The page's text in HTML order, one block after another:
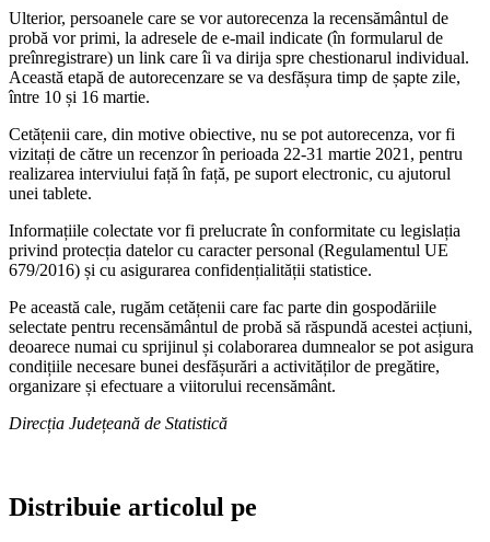
Ulterior, persoanele care se vor autorecenza la recensământul de
probă vor primi, la adresele de e-mail indicate (în formularul de
preînregistrare) un link care îi va dirija spre chestionarul individual.
Această etapă de autorecenzare se va desfășura timp de șapte zile,
între 10 și 16 martie.
Cetățenii care, din motive obiective, nu se pot autorecenza, vor fi
vizitați de către un recenzor în perioada 22-31 martie 2021, pentru
realizarea interviului față în față, pe suport electronic, cu ajutorul
unei tablete.
Informațiile colectate vor fi prelucrate în conformitate cu legislația
privind protecția datelor cu caracter personal (Regulamentul UE
679/2016) și cu asigurarea confidențialității statistice.
Pe această cale, rugăm cetățenii care fac parte din gospodăriile
selectate pentru recensământul de probă să răspundă acestei acțiuni,
deoarece numai cu sprijinul și colaborarea dumnealor se pot asigura
condițiile necesare bunei desfășurări a activităților de pregătire,
organizare și efectuare a viitorului recensământ.
Direcția Județeană de Statistică
Distribuie articolul pe